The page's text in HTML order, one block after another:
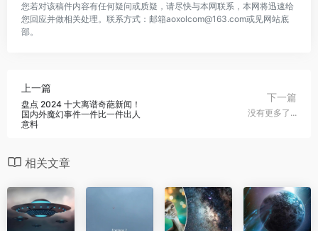
您若对该稿件内容有任何疑问或质疑，请尽快与本网联系，本网将迅速给
您回应并做相关处理。联系方式：邮箱aoxolcom@163.com或见网站底
部。
上一篇
盘点 2024 十大离谱奇葩新闻！
国内外魔幻事件一件比一件出人
意料
下一篇
没有更多了...
相关文章